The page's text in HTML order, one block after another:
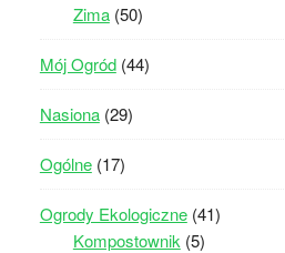
Zima(50)
Mój Ogród(44)
Nasiona(29)
Ogólne(17)
Ogrody Ekologiczne(41)
Kompostownik (5)